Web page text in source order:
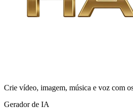
Crie vídeo, imagem, música e voz com
Gerador de IA